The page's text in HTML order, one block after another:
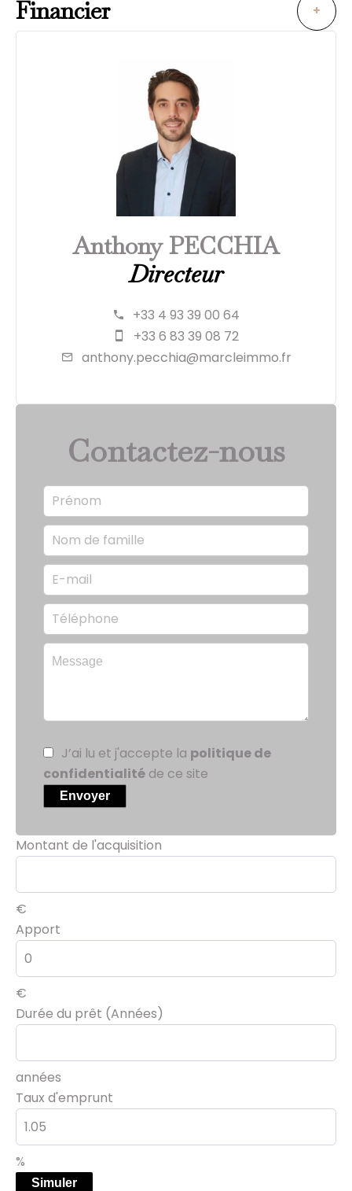
Financier +
Anthony PECCHIA
Directeur
+33 4 93 39 00 64
+33 6 83 39 08 72
anthony.pecchia@marcleimmo.fr
Contactez-nous
J’ai lu et j'accepte la politique de
confidentialité de ce site
Envoyer
Montant de l'acquisition
€
Apport
€
Durée du prêt (Années)
années
Taux d'emprunt
%
Simuler